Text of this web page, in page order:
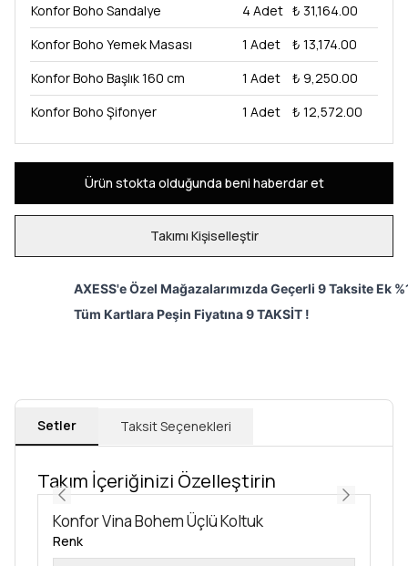
Konfor Boho Sandalye
4 Adet ₺ 31,164.00
Konfor Boho Yemek Masası
1 Adet
₺ 13,174.00
Konfor Boho Başlık 160 cm
1 Adet
₺ 9,250.00
Konfor Boho Şifonyer
1 Adet ₺ 12,572.00
Ürün stokta olduğunda beni haberdar et
Takımı Kişiselleştir
AXESS'e Özel Mağazalarımızda Geçerli 9 Taksite Ek
Tüm Kartlara Peşin Fiyatına 9 TAKSİT !
Setler Taksit Seçenekleri
Takım İçeriğinizi Özelleştirin
Konfor Vina Bohem Üçlü Koltuk
Renk